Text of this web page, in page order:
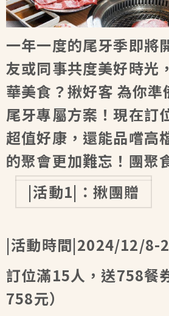
一年一度的尾牙季即將
友或同事共度美好時光
華美食？揪好客 為你準
尾牙專屬方案！現在訂
超值好康，還能品嚐高
的聚會更加難忘！團聚
|活動1|：揪團贈
|活動時間|2024/12/8-
訂位滿15人，送758餐
758元）